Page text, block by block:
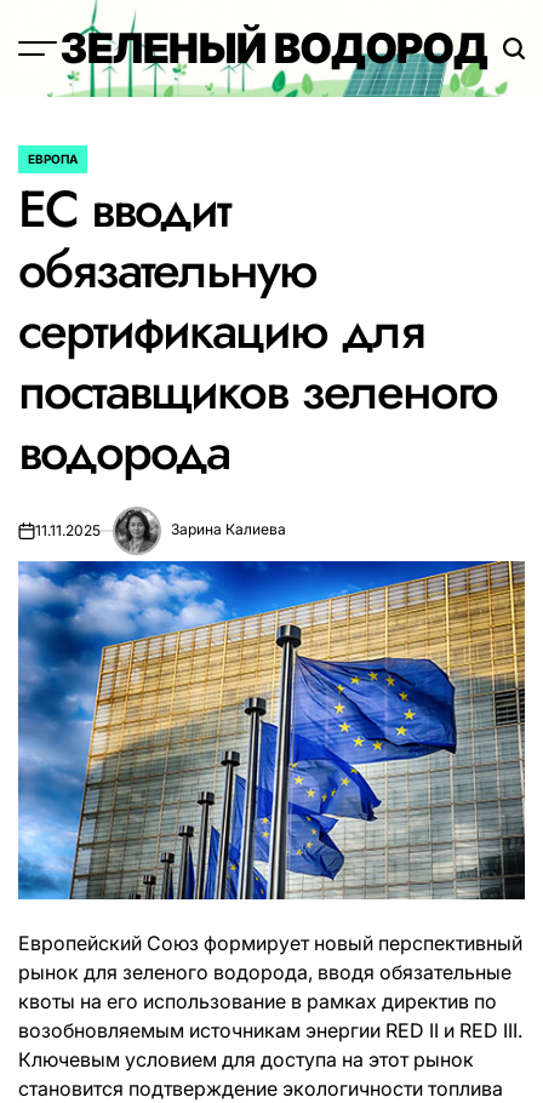
содержимому
ЗЕЛЕНЫЙ ВОДОРОД
ОПУБЛИКОВАНО
ЕВРОПА
ЕС вводит
обязательную
сертификацию для
поставщиков зеленого
водорода
11.11.2025 Зарина Калиева
Европейский Союз формирует новый перспективный
рынок для зеленого водорода, вводя обязательные
квоты на его использование в рамках директив по
возобновляемым источникам энергии RED II и RED III.
Ключевым условием для доступа на этот рынок
становится подтверждение экологичности топлива